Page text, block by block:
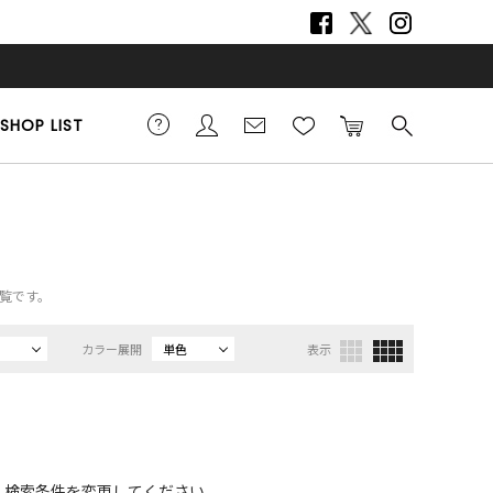
SHOP LIST
です。
カラー展開 単色 表示